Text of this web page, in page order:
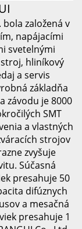
bola založená v
napájacími
svetelnými
stroj, hliníkový
a servis
základňa
závodu je 8000
SMT
a vlastných
strojov
zvyšuje
Súčasná
presahuje 50
difúznych
a mesačná
presahuje 1